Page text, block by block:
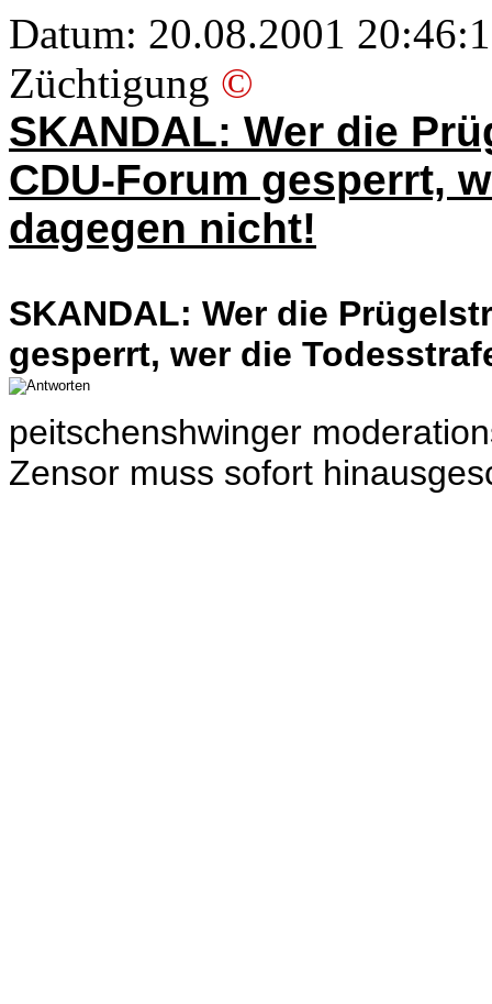
Datum: 20.08.2001
Züchtigung ©
SKANDAL: Wer die
CDU-Forum gesperrt,
dagegen nicht!
SKANDAL: Wer die
gesperrt, wer die
peitschenshwinger
Zensor muss sofort